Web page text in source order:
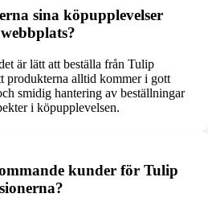
sina köpupplevelser
är lätt att beställa från Tulip
produkterna alltid kommer i gott
smidig hantering av beställningar
i köpupplevelsen.
kunder för Tulip